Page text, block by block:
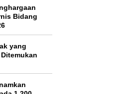
Bidang
yang